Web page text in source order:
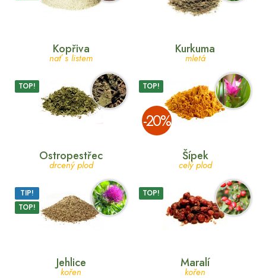
Kopřiva
nať s listem
TOP!
Kurkuma
mletá
TOP!
­-20%
Ostropestřec
drcený plod
TIP!
TOP!
Šípek
celý plod
TOP!
Jehlice
kořen
Maralí
kořen